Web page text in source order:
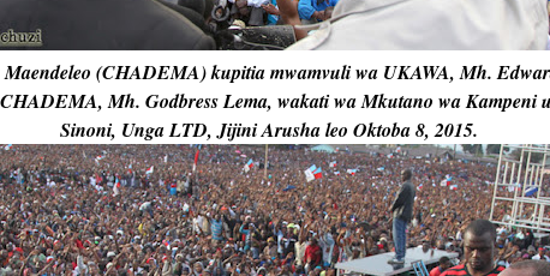
(CHADEMA) kupitia mwamvuli wa UKAWA, Mh.
Mh. Godbress Lema, wakati wa Mkutano wa Kampeni
Sinoni, Unga LTD, Jijini Arusha leo Oktoba 8, 2015.